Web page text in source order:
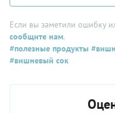
Если вы заметили ошибку
сообщите нам.
#полезные продукты
#вишневый сок